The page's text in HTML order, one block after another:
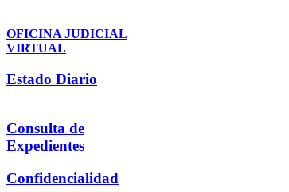
OFICINA JUDICIAL
VIRTUAL
Estado Diario
Consulta de
Expedientes
Confidencialidad